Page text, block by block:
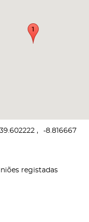
39.602222 -8.816667
registadas